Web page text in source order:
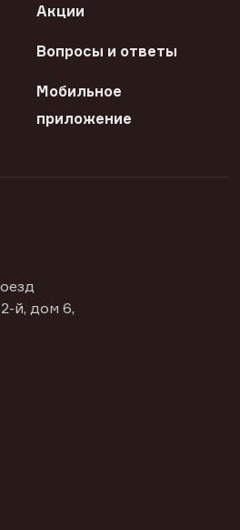
Акции
Вопросы и ответы
Мобильное
приложение
й, дом 6,